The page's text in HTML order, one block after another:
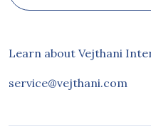
Learn about Vejthani
service@vejthani.com